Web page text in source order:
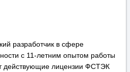
разработчик в сфере
с 11-летним опытом работы
действующие лицензии ФСТЭК